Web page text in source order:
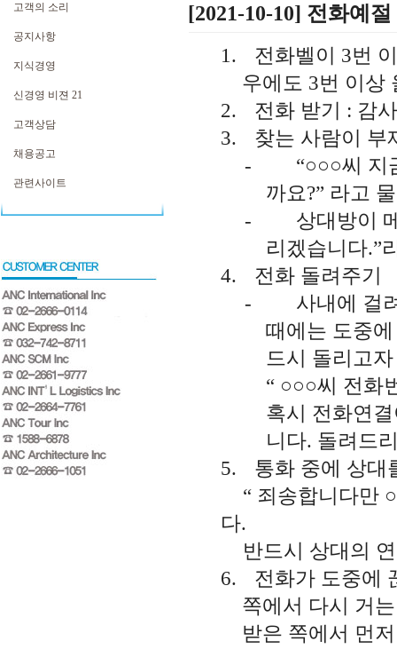
고객의 소리
공지사항
지식경영
신경영 비젼 21
고객상담
채용공고
관련사이트
[2021-10-10] 전화예절
1. 전화벨이 3번
우에도 3번 이상
2.
전화 받기 : 감
3.
찾는 사람이 부
-
“○○○씨 지
까요?” 라고
-
상대방이
리겠습니다.”
4.
전화 돌려주기
-
사내에 걸
때에는 도중
드시 돌리고
“ ○○○씨 전화
혹시 전화연
니다. 돌려드
5.
통화 중에 상대
“ 죄송합니다만
다.
반드시 상대의
6.
전화가 도중에
쪽에서 다시 거
받은 쪽에서 먼